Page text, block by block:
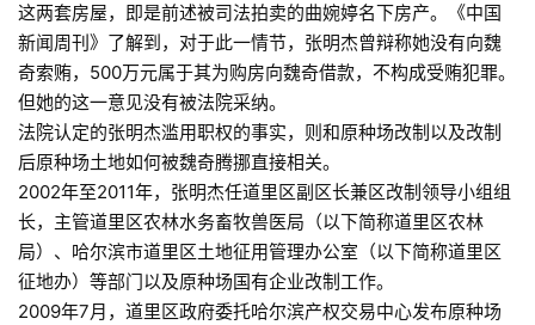
这两套房屋，即是前述被司法拍卖的曲婉婷名下房产。《中国
新闻周刊》了解到，对于此一情节，张明杰曾辩称她没有向魏
奇索贿，500万元属于其为购房向魏奇借款，不构成受贿犯罪。
但她的这一意见没有被法院采纳。
法院认定的张明杰滥用职权的事实，则和原种场改制以及改制
后原种场土地如何被魏奇腾挪直接相关。
2002年至2011年，张明杰任道里区副区长兼区改制领导小组组
长，主管道里区农林水务畜牧兽医局（以下简称道里区农林
局）、哈尔滨市道里区土地征用管理办公室（以下简称道里区
征地办）等部门以及原种场国有企业改制工作。
2009年7月，道里区政府委托哈尔滨产权交易中心发布原种场